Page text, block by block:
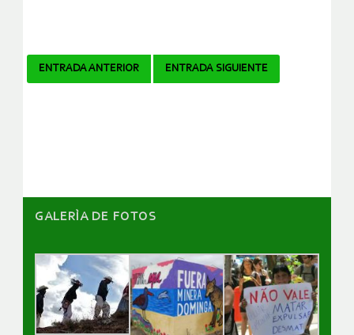
Navegador
ENTRADA ANTERIOR ENTRADA SIGUIENTE
GALERÌA DE FOTOS